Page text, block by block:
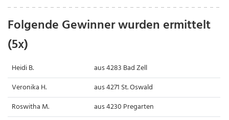
Folgende Gewinner wurden ermittelt
(5x)
Heidi B.
aus 4283 Bad Zell
Veronika H.
aus 4271 St. Oswald
Roswitha M.
aus 4230 Pregarten